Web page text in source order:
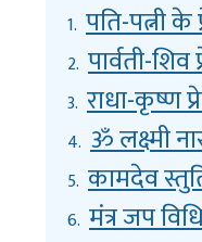
1. पति-पत्नी
2. पार्वती-शिव
3. राधा-कृष्ण
4. ॐ लक्ष्मी
5. कामदेव
6. मंत्र जप